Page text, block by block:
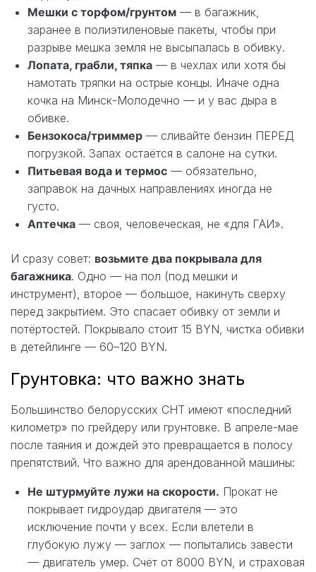
Мешки с торфом/грунтом — в багажник,
заранее в полиэтиленовые пакеты, чтобы при
разрыве мешка земля не высыпалась в обивку.
Лопата, грабли, тяпка — в чехлах или хотя бы
намотать тряпки на острые концы. Иначе одна
кочка на Минск-Молодечно — и у вас дыра в
обивке.
Бензокоса/триммер — сливайте бензин ПЕРЕД
погрузкой. Запах остаётся в салоне на сутки.
Питьевая вода и термос — обязательно,
заправок на дачных направлениях иногда не
густо.
Аптечка — своя, человеческая, не «для ГАИ».
И сразу совет: возьмите два покрывала для
багажника. Одно — на пол (под мешки и
инструмент), второе — большое, накинуть сверху
перед закрытием. Это спасает обивку от земли и
потёртостей. Покрывало стоит 15 BYN, чистка обивки
в детейлинге — 60–120 BYN.
Грунтовка: что важно знать
Большинство белорусских СНТ имеют «последний
километр» по грейдеру или грунтовке. В апреле-мае
после таяния и дождей это превращается в полосу
препятствий. Что важно для арендованной машины:
Не штурмуйте лужи на скорости. Прокат не
покрывает гидроудар двигателя — это
исключение почти у всех. Если влетели в
глубокую лужу — заглох — попытались завести
— двигатель умер. Счёт от 8000 BYN, и страховая